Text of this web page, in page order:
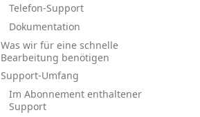
Telefon-Support
Dokumentation
Was wir für eine schnelle
Bearbeitung benötigen
Support-Umfang
Im Abonnement enthaltener
Support